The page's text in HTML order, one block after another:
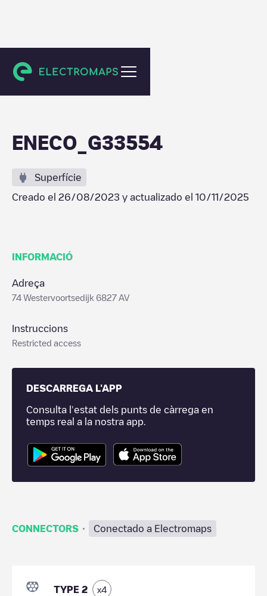
Arnhem
ENECO_G33554
Superfície
Creado el 26/08/2023 y actualizado el 10/11/2025
INFORMACIÓ
Adreça
74 Westervoortsedijk 6827 AV
Instruccions
Restricted access
DESCARREGA L'APP
Consulta l'estat dels punts de càrrega en
temps real a la nostra app.
CONNECTORS · Conectado a Electromaps
TYPE 2 x4